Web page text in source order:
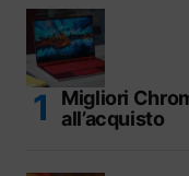
Migliori
all’acquisto